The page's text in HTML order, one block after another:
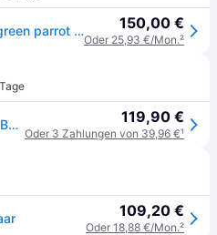
VAUDE - Aqua Back, parrot green parrot green 150,00 €
Oder 25,93 €/Mon.²
VAUDE Fahrradtasche Aqua Back 119,90 €
Oder 3 Zahlungen von 39,96 €¹
109,20 €
Oder 18,88 €/Mon.²